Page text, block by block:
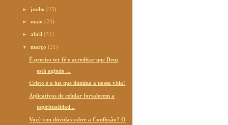
► junho(25)
►maio(24)
►abril(31)
▼março(31)
É preciso ter fé e acreditar que Deus
está agindo ...
Cristo é a luz que ilumina a nossa vida!
Aplicativos de celular fortalecem a
espiritualidad...
Você tem dúvidas sobre a Confissão? O